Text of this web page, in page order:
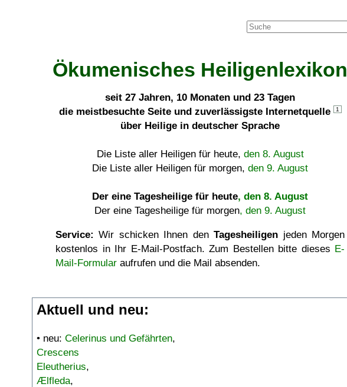
Ökumenisches Heiligenlexikon
seit 27 Jahren, 10 Monaten und 23 Tagen
die meistbesuchte Seite und zuverlässigste Internetquelle
1
über Heilige in deutscher Sprache
Die Liste aller Heiligen für heute, den 8. August
Die Liste aller Heiligen für morgen, den 9. August
Der eine Tagesheilige für heute, den 8. August
Der eine Tagesheilige für morgen, den 9. August
Service: Wir schicken Ihnen denTagesheiligen jeden Morgen
kostenlos in Ihr E-Mail-Postfach. Zum Bestellen bitte dieses E-
Mail-Formular aufrufen und die Mail absenden.
Aktuell und neu:
• neu: Celerinus und Gefährten,
Crescens
Eleutherius,
Ælfleda,